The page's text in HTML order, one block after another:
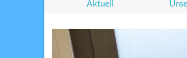
Aktuell